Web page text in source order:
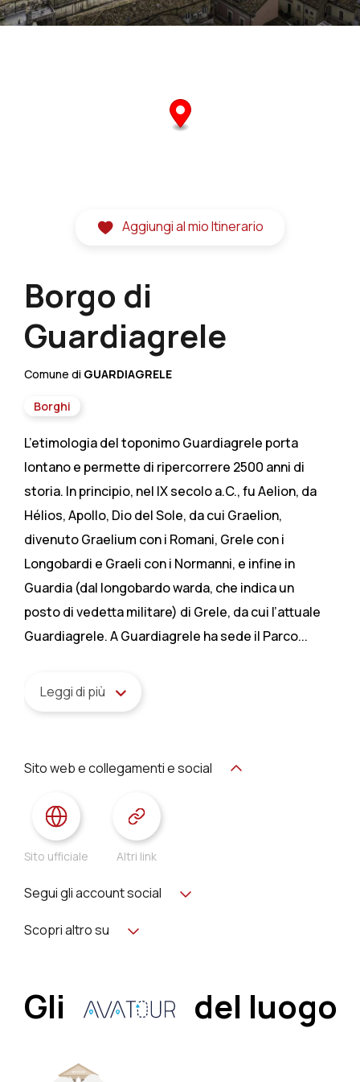
Borgo di
Guardiagrele
Comune di GUARDIAGRELE
Borghi
Aggiungi al mio Itinerario
L’etimologia del toponimo Guardiagrele porta
lontano e permette di ripercorrere 2500 anni di
storia. In principio, nel IX secolo a.C., fu Aelion, da
Hélios, Apollo, Dio del Sole, da cui Graelion,
divenuto Graelium con i Romani, Grele con i
Longobardi e Graeli con i Normanni, e infine in
Guardia (dal longobardo warda, che indica un
posto di vedetta militare) di Grele, da cui l’attuale
Guardiagrele. A Guardiagrele ha sede il Parco...
Leggi di più
Gli del luogo
Sito web e collegamenti e social
Sito ufficiale Altri link
Segui gli account social
Scopri altro su